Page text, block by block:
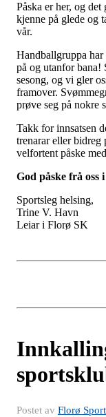
Påska er her, og
kjenne på glede og
vår.
Handballgruppa
på og utanfor bana!
sesong, og vi gler
framover.
prøve seg på nokre
Takk for innsatsen
trenarar eller bidreg
velfortent påske
God påske frå oss
Sportsleg helsing,
Trine V. Havn
Leiar i Florø SK
Postet av Florø